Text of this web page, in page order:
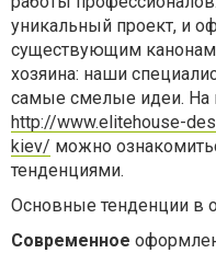
уникальный проект, и
существующим
хозяина: наши
самые смелые идеи. На
http://www.elitehouse-
kiev/ можно
тенденциями.
Основные тенденции в
Современное